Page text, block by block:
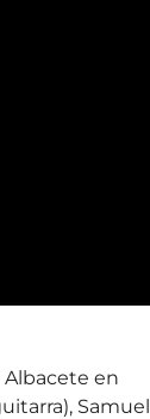
en
Samuel